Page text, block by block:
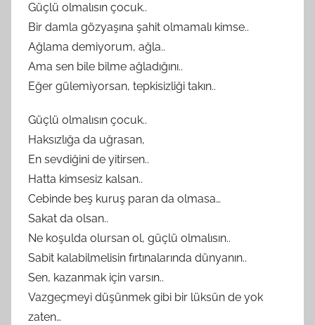
Güçlü olmalısın çocuk..
Bir damla gözyaşına şahit olmamalı kimse..
Ağlama demiyorum, ağla..
Ama sen bile bilme ağladığını..
Eğer gülemiyorsan, tepkisizliği takın..
Güçlü olmalısın çocuk..
Haksızlığa da uğrasan,
En sevdiğini de yitirsen..
Hatta kimsesiz kalsan..
Cebinde beş kuruş paran da olmasa…
Sakat da olsan..
Ne koşulda olursan ol, güçlü olmalısın..
Sabit kalabilmelisin fırtınalarında dünyanın..
Sen, kazanmak için varsın..
Vazgeçmeyi düşünmek gibi bir lüksün de yok
zaten…